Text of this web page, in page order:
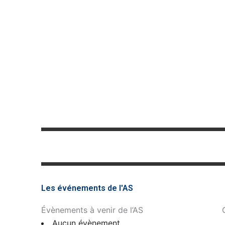
Les événements de l'AS
Évènements à venir de l’AS
Aucun évènement